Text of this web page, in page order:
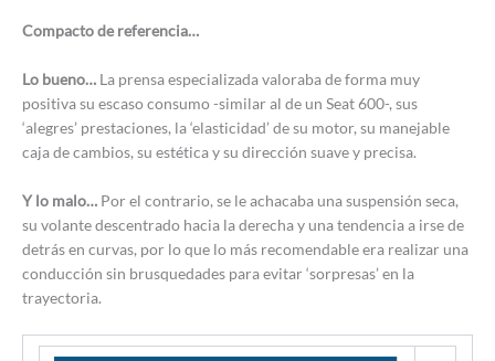
Compacto de referencia…
Lo bueno… La prensa especializada valoraba de forma muy
positiva su escaso consumo -similar al de un Seat 600-, sus
‘alegres’ prestaciones, la ‘elasticidad’ de su motor, su manejable
caja de cambios, su estética y su dirección suave y precisa.
Y lo malo… Por el contrario, se le achacaba una suspensión seca,
su volante descentrado hacia la derecha y una tendencia a irse de
detrás en curvas, por lo que lo más recomendable era realizar una
conducción sin brusquedades para evitar ‘sorpresas’ en la
trayectoria.